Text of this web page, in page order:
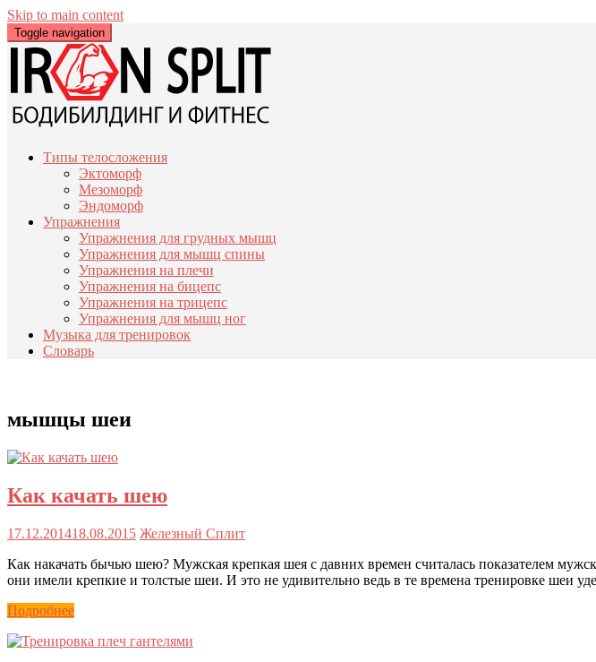
Skip to main content
Toggle navigation
Типы телосложения
Эктоморф
Мезоморф
Эндоморф
Упражнения
Упражнения для грудных мышц
Упражнения для мышц спины
Упражнения на плечи
Упражнения на бицепс
Упражнения на трицепс
Упражнения для мышц ног
Музыка для тренировок
Словарь
мышцы шеи
Как качать шею
17.12.201418.08.2015 Железный Сплит
Как накачать бычью шею? Мужская крепкая шея с давних времен считалась показателем
они имели крепкие и толстые шеи. И это не удивительно ведь в те времена тренировке шеи
Подробнее